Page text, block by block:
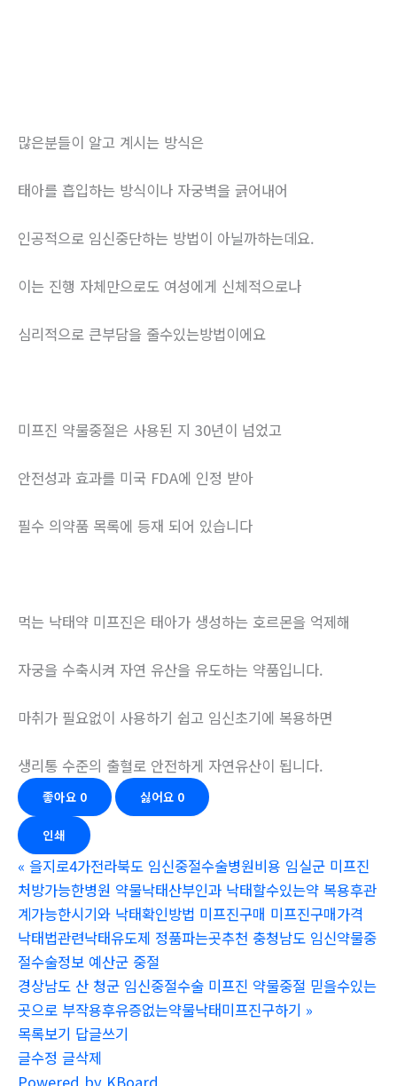
많은분들이 알고 계시는 방식은
태아를 흡입하는 방식이나 자궁벽을 긁어내어
인공적으로 임신중단하는 방법이 아닐까하는데요.
이는 진행 자체만으로도 여성에게 신체적으로나
심리적으로 큰부담을 줄수있는방법이에요
미프진 약물중절은 사용된 지 30년이 넘었고
안전성과 효과를 미국 FDA에 인정 받아
필수 의약품 목록에 등재 되어 있습니다
먹는 낙태약 미프진은 태아가 생성하는 호르몬을 억제해
자궁을 수축시켜 자연 유산을 유도하는 약품입니다.
마취가 필요없이 사용하기 쉽고 임신초기에 복용하면
생리통 수준의 출혈로 안전하게 자연유산이 됩니다.
좋아요 0 싫어요 0
인쇄
« 을지로4가전라북도 임신중절수술병원비용 임실군 미프진
처방가능한병원 약물낙태산부인과 낙태할수있는약 복용후관
계가능한시기와 낙태확인방법 미프진구매 미프진구매가격
낙태법관련낙태유도제 정품파는곳추천 충청남도 임신약물중
절수술정보 예산군 중절
경상남도 산 청군 임신중절수술 미프진 약물중절 믿을수있는
곳으로 부작용후유증없는약물낙태미프진구하기 »
목록보기 답글쓰기
글수정 글삭제